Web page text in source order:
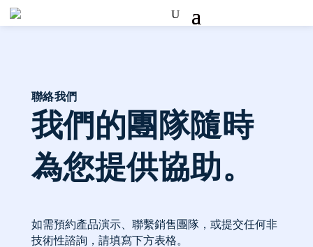
聯絡我們
我們的團隊隨時
為您提供協助。
如需預約產品演示、聯繫銷售團隊，或提交任何非
技術性諮詢，請填寫下方表格。